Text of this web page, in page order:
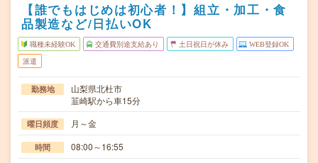
【誰でもはじめは初心者！】組立・加工・食
品製造など/日払いOK
職種未経験OK 交通費別途支給あり 土日祝日が休み WEB登録OK
派遣
勤務地
山梨県北杜市
韮崎駅から車15分
曜日頻度 月～金
時間 08:00～16:55